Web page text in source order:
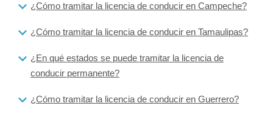
¿Cómo tramitar la licencia de conducir en Campeche?
¿Cómo tramitar la licencia de conducir en Tamaulipas?
¿En qué estados se puede tramitar la licencia de
conducir permanente?
¿Cómo tramitar la licencia de conducir en Guerrero?